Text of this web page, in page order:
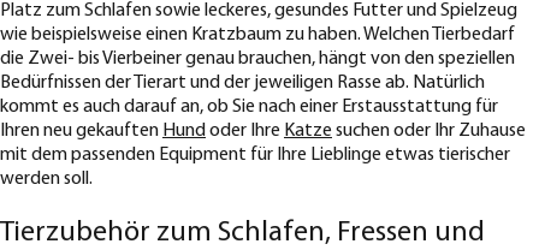
Platz zum Schlafen sowie leckeres, gesundes Futter und Spielzeug
wie beispielsweise einen Kratzbaum zu haben. Welchen Tierbedarf
die Zwei- bis Vierbeiner genau brauchen, hängt von den speziellen
Bedürfnissen der Tierart und der jeweiligen Rasse ab. Natürlich
kommt es auch darauf an, ob Sie nach einer Erstausstattung für
Ihren neu gekauften Hundoder Ihre Katze suchen oder Ihr Zuhause
mit dem passenden Equipment für Ihre Lieblinge etwas tierischer
werden soll.
Tierzubehör zum Schlafen, Fressen und